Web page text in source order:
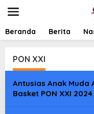
t
Beranda Berita
PON XXI
Antusias Anak Muda
Basket PON XXI 2024